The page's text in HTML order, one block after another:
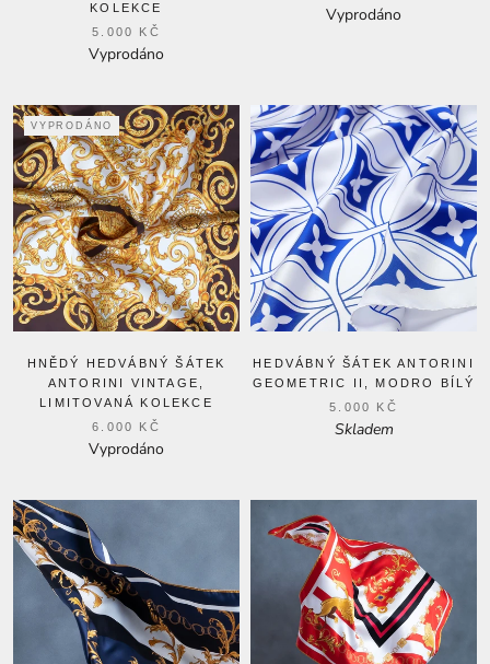
KOLEKCE
5.000 KČ
Vyprodáno
Vyprodáno
VYPRODÁNO
HNĚDÝ HEDVÁBNÝ ŠÁTEK
ANTORINI VINTAGE,
LIMITOVANÁ KOLEKCE
6.000 KČ
Vyprodáno
HEDVÁBNÝ ŠÁTEK ANTORINI
GEOMETRIC II, MODRO BÍLÝ
5.000 KČ
Skladem